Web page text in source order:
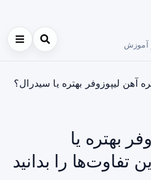
آموزش
آهن لیپوزوفر بهتره یا سیدرال؟
بهتره یا
تفاوت‌ها را بدانید